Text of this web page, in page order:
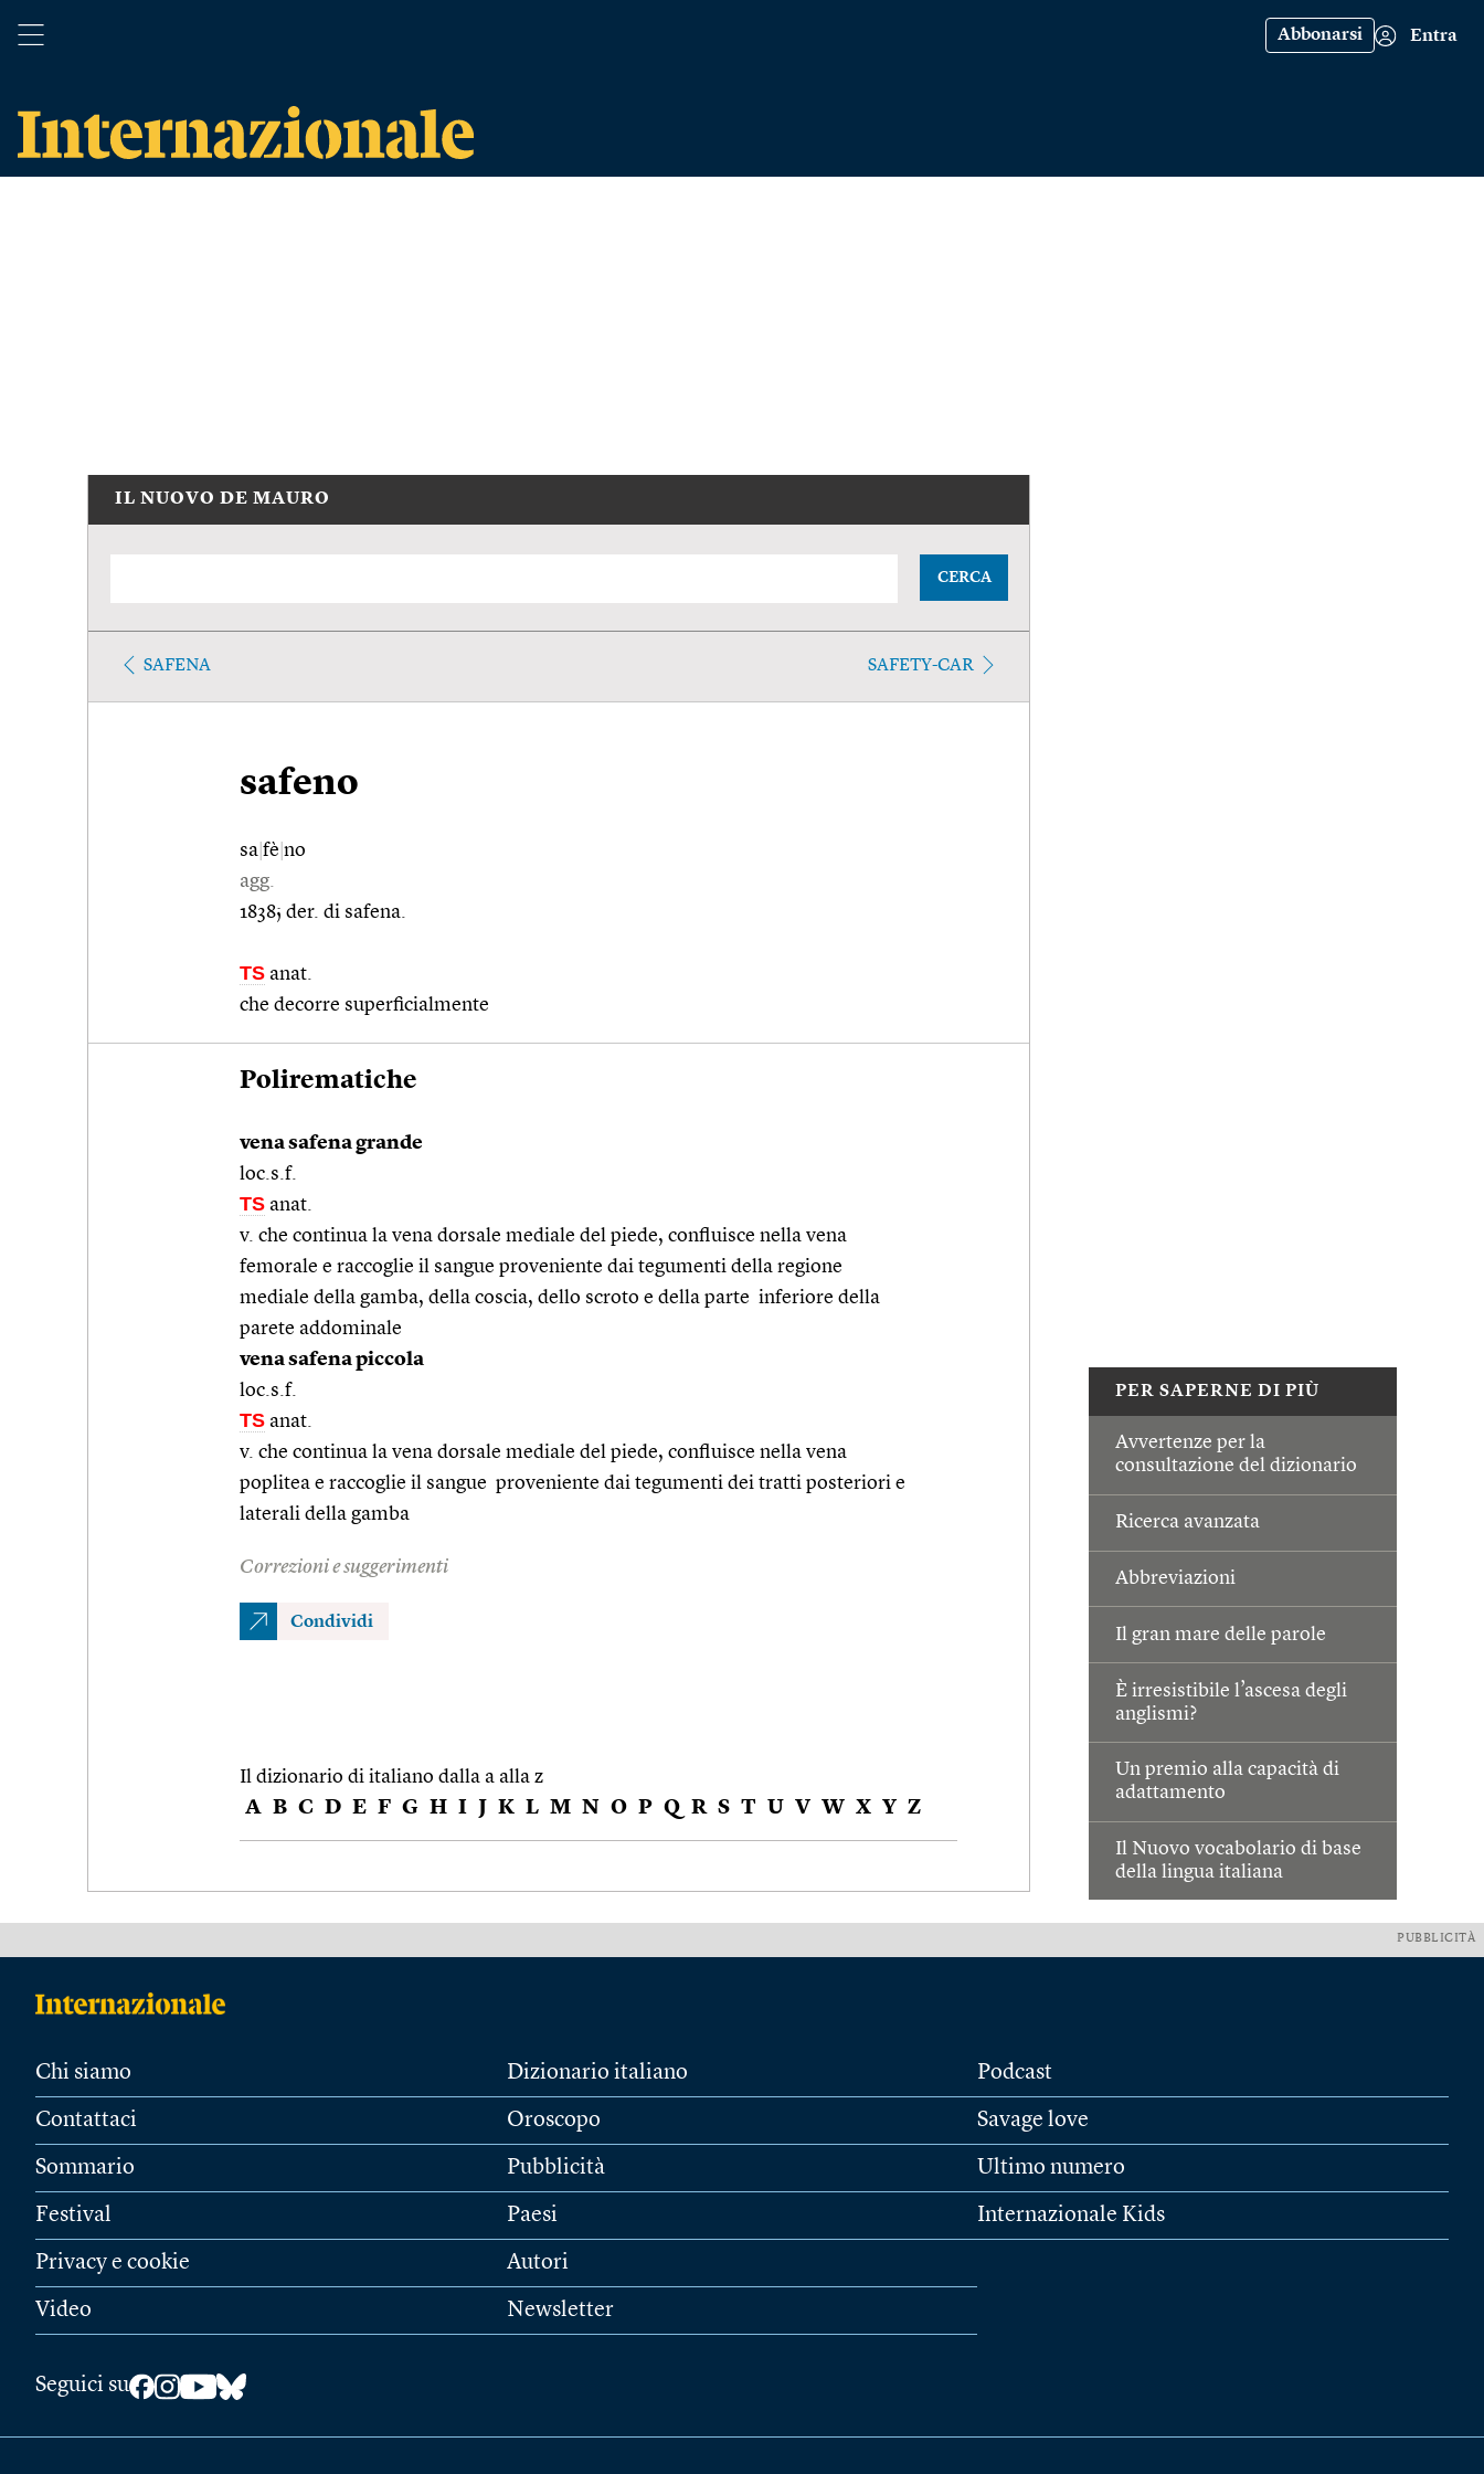
Abbonarsi Entra
PER SAPERNE DI PIÙ
Avvertenze per la
consultazione del dizionario
Ricerca avanzata
Abbreviazioni
Il gran mare delle parole
È irresistibile l’ascesa degli
anglismi?
Un premio alla capacità di
adattamento
Il Nuovo vocabolario di base
della lingua italiana
IL NUOVO DE MAURO
CERCA
SAFENA SAFETY-CAR
safeno
sa fè no
agg.
1838; der. di safena.
TS anat.
che decorre superficialmente
Polirematiche
vena safena grande
loc.s.f.
TS anat.
v. che continua la vena dorsale mediale del piede, confluisce nella vena
femorale e raccoglie il sangue proveniente dai tegumenti della regione
mediale della gamba, della coscia, dello scroto e della parte inferiore della
parete addominale
vena safena piccola
loc.s.f.
TS anat.
v. che continua la vena dorsale mediale del piede, confluisce nella vena
poplitea e raccoglie il sangue proveniente dai tegumenti dei tratti posteriori e
laterali della gamba
Correzioni e suggerimenti
Condividi
Il dizionario di italiano dalla a alla z
A B C D E F G H I J K L M N O P Q R S T U V W X Y Z
PUBBLICITÀ
Chi siamo
Contattaci
Sommario
Festival
Privacy e cookie
Video
Dizionario italiano
Oroscopo
Pubblicità
Paesi
Autori
Newsletter
Podcast
Savage love
Ultimo numero
Internazionale Kids
Seguici su